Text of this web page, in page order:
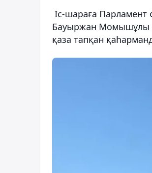
Іс-шараға
Бауыржан Момышұлы
қаза тапқан